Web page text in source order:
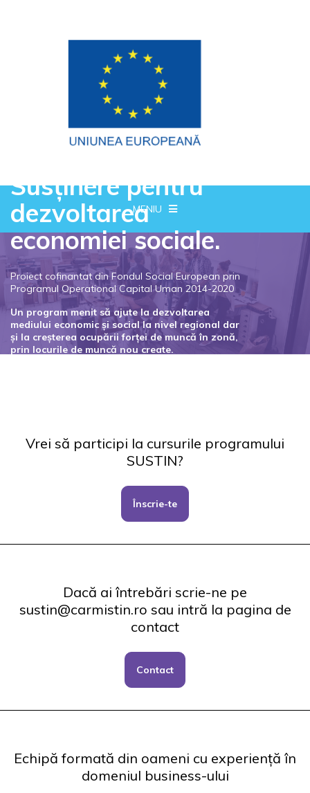
MENIU
Susținere pentru
dezvoltarea
economiei sociale.
Proiect cofinantat din Fondul Social European prin
Programul Operational Capital Uman 2014-2020
Un program menit să ajute la dezvoltarea
mediului economic și social la nivel regional dar
și la creșterea ocupării forței de muncă în zonă,
prin locurile de muncă nou create.
Vrei să participi la cursurile programului
SUSTIN?
Înscrie-te
Dacă ai întrebări scrie-ne pe
sustin@carmistin.ro sau intră la pagina de
contact
Contact
Echipă formată din oameni cu experiență în
domeniul business-ului